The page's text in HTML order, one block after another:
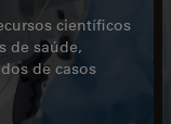
científicos
de saúde,
de casos